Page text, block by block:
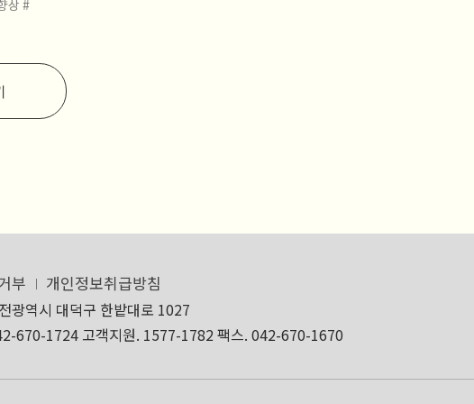
상 #
부 개인정보취급방침
광역시 대덕구 한밭대로 1027
670-1724 고객지원. 1577-1782팩스. 042-670-1670